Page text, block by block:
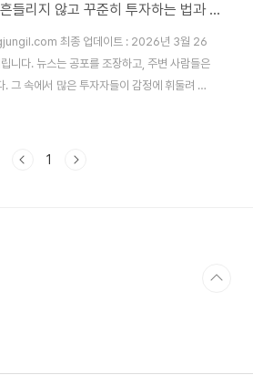
투자 마인드셋 다지기 : 흔들리지 않고 꾸준히 투자하는 법과 필요한 마음가짐
최종 업데이트 : 2026년 3월 26
니다. 뉴스는 공포를 조장하고, 주변 사람들은
그 속에서 많은 투자자들이 감정에 휘둘려 고
이런 일이 반복될까요? 바로 투자 마인드셋
다. 이 글은 10년 이상 주식과 ETF 투자를 직
1